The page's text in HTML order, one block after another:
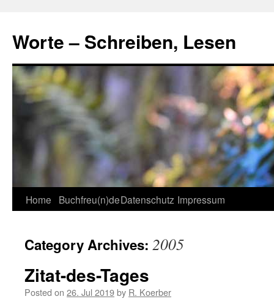
content
Worte – Schreiben, Lesen
Home Buchfreu(n)deDatenschutz Impressum
Category Archives: 2005
Zitat-des-Tages
Posted on 26. Jul 2019by R. Koerber